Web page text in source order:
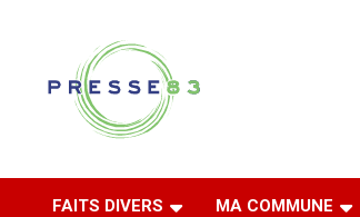
Presse 83
FAITS DIVERS MA COMMUNE